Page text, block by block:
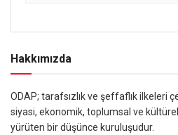
Hakkımızda
ODAP; tarafsızlık ve şeffaflık ilkeleri
siyasi, ekonomik, toplumsal ve
yürüten bir düşünce kuruluşudur.